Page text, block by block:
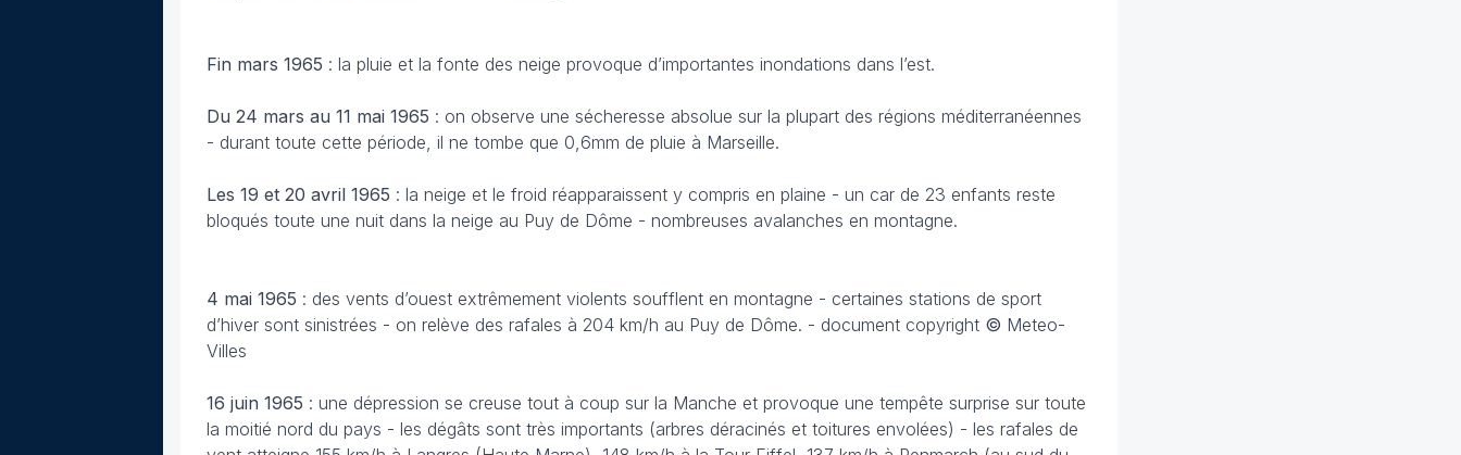
Fin mars 1965 : la pluie et la fonte des neige provoque d’importantes inondations dans l’est.
Du 24 mars au 11 mai 1965 : on observe une sécheresse absolue sur la plupart des régions méditerranéennes
- durant toute cette période, il ne tombe que 0,6mm de pluie à Marseille.
Les 19 et 20 avril 1965 : la neige et le froid réapparaissent y compris en plaine - un car de 23 enfants reste
bloqués toute une nuit dans la neige au Puy de Dôme - nombreuses avalanches en montagne.
4 mai 1965 : des vents d’ouest extrêmement violents soufflent en montagne - certaines stations de sport
d’hiver sont sinistrées - on relève des rafales à 204 km/h au Puy de Dôme. - document copyright © Meteo-
Villes
16 juin 1965 : une dépression se creuse tout à coup sur la Manche et provoque une tempête surprise sur toute
la moitié nord du pays - les dégâts sont très importants (arbres déracinés et toitures envolées) - les rafales de